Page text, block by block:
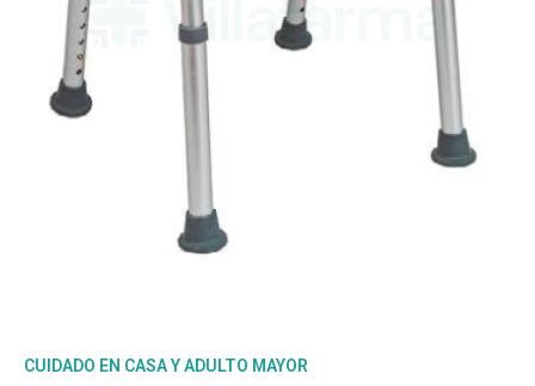
CUIDADO EN CASA Y ADULTO MAYOR